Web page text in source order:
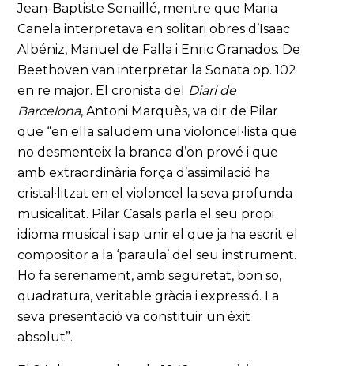
Jean-Baptiste Senaillé, mentre que Maria
Canela interpretava en solitari obres d’Isaac
Albéniz, Manuel de Falla i Enric Granados. De
Beethoven van interpretar la Sonata op. 102
en re major. El cronista del Diari de
Barcelona, Antoni Marquès, va dir de Pilar
que “en ella saludem una violoncel·lista que
no desmenteix la branca d’on prové i que
amb extraordinària força d’assimilació ha
cristal·litzat en el violoncel la seva profunda
musicalitat. Pilar Casals parla el seu propi
idioma musical i sap unir el que ja ha escrit el
compositor a la ‘paraula’ del seu instrument.
Ho fa serenament, amb seguretat, bon so,
quadratura, veritable gràcia i expressió. La
seva presentació va constituir un èxit
absolut”.